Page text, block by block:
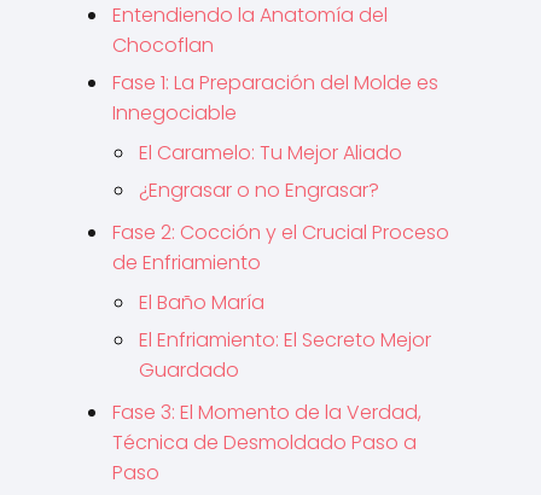
Entendiendo la Anatomía del
Chocoflan
Fase 1: La Preparación del Molde es
Innegociable
El Caramelo: Tu Mejor Aliado
¿Engrasar o no Engrasar?
Fase 2: Cocción y el Crucial Proceso
de Enfriamiento
El Baño María
El Enfriamiento: El Secreto Mejor
Guardado
Fase 3: El Momento de la Verdad,
Técnica de Desmoldado Paso a
Paso